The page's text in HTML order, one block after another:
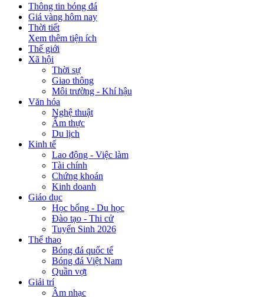
Thông tin bóng đá
Giá vàng hôm nay
Thời tiết
Xem thêm tiện ích
Thế giới
Xã hội
Thời sự
Giao thông
Môi trường - Khí hậu
Văn hóa
Nghệ thuật
Ẩm thực
Du lịch
Kinh tế
Lao động - Việc làm
Tài chính
Chứng khoán
Kinh doanh
Giáo dục
Học bổng - Du học
Đào tạo - Thi cử
Tuyển Sinh 2026
Thể thao
Bóng đá quốc tế
Bóng đá Việt Nam
Quần vợt
Giải trí
Âm nhạc